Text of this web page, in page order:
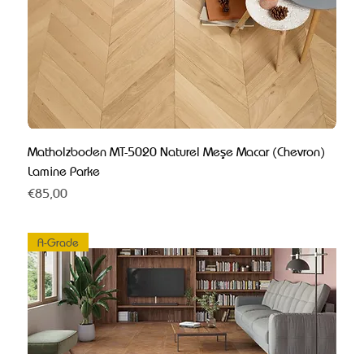
Matholzboden MT-5020 Naturel Meşe Macar (Chevron)
Lamine Parke
Fiyat
€85,00
A-Grade